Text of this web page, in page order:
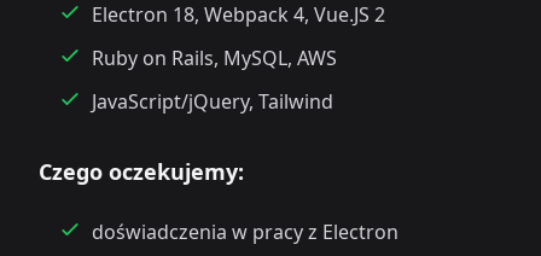
Electron 18, Webpack 4, Vue.JS 2
Ruby on Rails, MySQL, AWS
JavaScript/jQuery, Tailwind
Czego oczekujemy:
doświadczenia w pracy z Electron